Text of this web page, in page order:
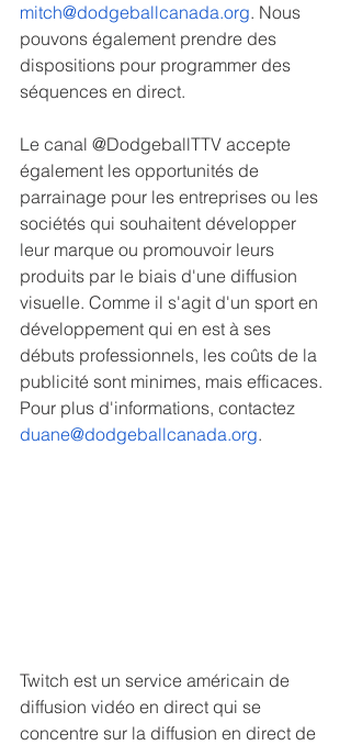
mitch@dodgeballcanada.org. Nous
pouvons également prendre des
dispositions pour programmer des
séquences en direct.
Le canal @DodgeballTTV accepte
également les opportunités de
parrainage pour les entreprises ou les
sociétés qui souhaitent développer
leur marque ou promouvoir leurs
produits par le biais d'une diffusion
visuelle. Comme il s'agit d'un sport en
développement qui en est à ses
débuts professionnels, les coûts de la
publicité sont minimes, mais efficaces.
Pour plus d'informations, contactez
duane@dodgeballcanada.org.
Twitch est un service américain de
diffusion vidéo en direct qui se
concentre sur la diffusion en direct de